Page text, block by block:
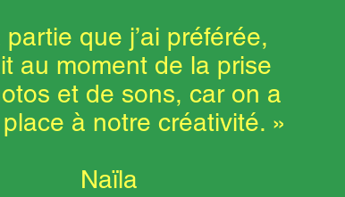
partie que j’ai préférée,
au moment de la prise
et de sons, car on a
à notre créativité. »
Naïla